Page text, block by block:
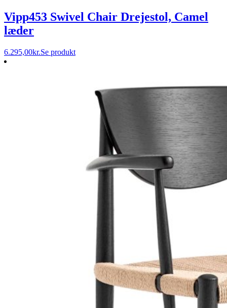
Vipp453 Swivel Chair Drejestol, Camel
læder
6.295,00kr.Se produkt